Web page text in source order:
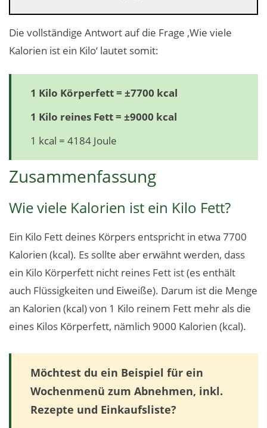
Die vollständige Antwort auf die Frage ‚Wie viele
Kalorien ist ein Kilo‘ lautet somit:
1 Kilo Körperfett = ±7700 kcal
1 Kilo reines Fett = ±9000 kcal
1 kcal = 4184 Joule
Zusammenfassung
Wie viele Kalorien ist ein Kilo Fett?
Ein Kilo Fett deines Körpers entspricht in etwa 7700
Kalorien (kcal). Es sollte aber erwähnt werden, dass
ein Kilo Körperfett nicht reines Fett ist (es enthält
auch Flüssigkeiten und Eiweiße). Darum ist die Menge
an Kalorien (kcal) von 1 Kilo reinem Fett mehr als die
eines Kilos Körperfett, nämlich 9000 Kalorien (kcal).
Möchtest du ein Beispiel für ein
Wochenmenü zum Abnehmen, inkl.
Rezepte und Einkaufsliste?